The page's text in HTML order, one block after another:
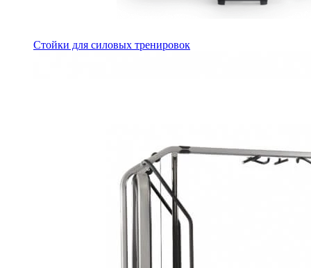
Стойки для силовых тренировок